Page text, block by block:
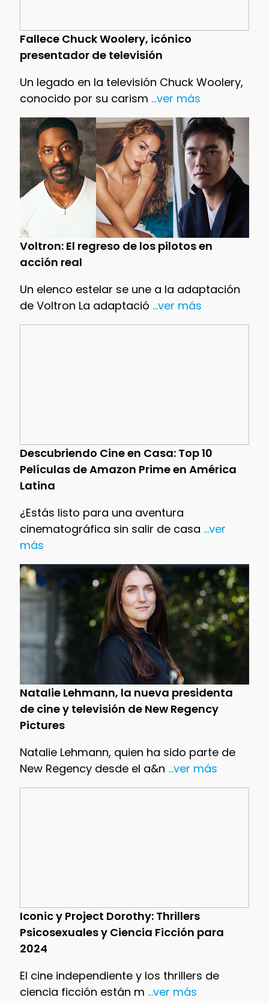
Fallece Chuck Woolery, icónico
presentador de televisión
Un legado en la televisión Chuck Woolery,
conocido por su carism ...ver más
Voltron: El regreso de los pilotos en
acción real
Un elenco estelar se une a la adaptación
de Voltron La adaptació ...ver más
Descubriendo Cine en Casa: Top 10
Películas de Amazon Prime en América
Latina
¿Estás listo para una aventura
cinematográfica sin salir de casa ...ver
más
Natalie Lehmann, la nueva presidenta
de cine y televisión de New Regency
Pictures
Natalie Lehmann, quien ha sido parte de
New Regency desde el a&n ...ver más
Iconic y Project Dorothy: Thrillers
Psicosexuales y Ciencia Ficción para
2024
El cine independiente y los thrillers de
ciencia ficción están m ...ver más